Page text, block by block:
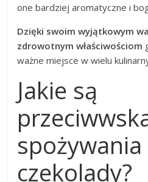
one bardziej aromatyczne i
Dzięki swoim wyjątkowym
zdrowotnym właściwościom
ważne miejsce w wielu
Jakie są
czekolady?